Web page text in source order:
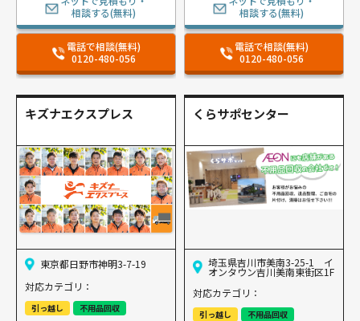
相談する(無料)
電話で相談(無料)
0120-480-056
相談する(無料)
電話で相談(無料)
0120-480-056
キズナエクスプレス
東京都日野市神明3-7-19
対応カテゴリ：
引っ越し
不用品回収
くらサポセンター
埼玉県吉川市美南3-25-1 イ
オンタウン吉川美南東街区1F
対応カテゴリ：
引っ越し
不用品回収